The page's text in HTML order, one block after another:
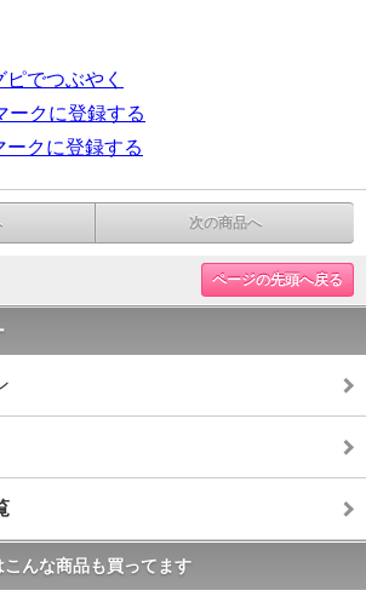
でつぶやく
ークに登録する
ークに登録する
次の商品へ
ページの先頭へ戻る
んな商品も買ってます